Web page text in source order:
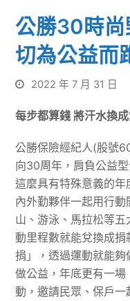
公勝30時尚
切為公益而
2022 年 7 月 31 日
每步都算錢 將汗水換
公勝保險經紀人(股號
向30周年，肩負公益
這麼具有特殊意義的
內外勤夥伴一起用行
山、游泳、馬拉松等
動里程數就能兌換成
捐」，透過運動就能
做公益，年底更有一
動，邀請民眾、保戶一